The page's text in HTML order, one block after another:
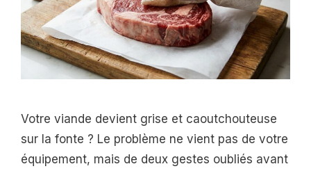
Votre viande devient grise et caoutchouteuse
sur la fonte ? Le problème ne vient pas de votre
équipement, mais de deux gestes oubliés avant